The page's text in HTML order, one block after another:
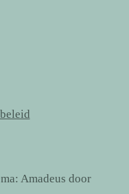
Amadeus door